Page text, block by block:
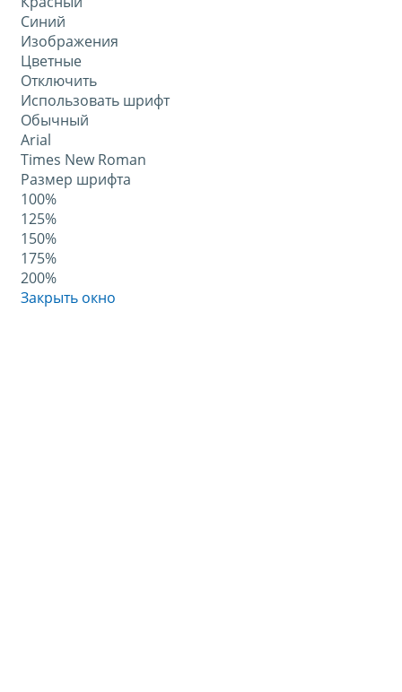
Синий
Изображения
Цветные
Отключить
Использовать шрифт
Обычный
Arial
Times New Roman
Размер шрифта
100%
125%
150%
175%
200%
Закрыть окно